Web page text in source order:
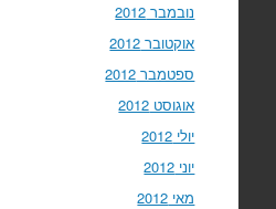
נובמבר 2012
אוקטובר 2012
ספטמבר 2012
אוגוסט 2012
יולי 2012
יוני 2012
מאי 2012